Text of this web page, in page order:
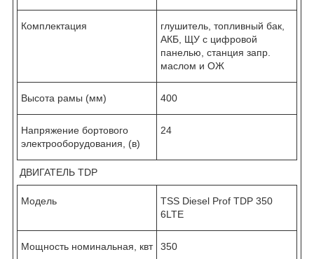
Комплектация
глушитель, топливный бак,
АКБ, ЩУ с цифровой
панелью, станция запр.
маслом и ОЖ
Высота рамы (мм) 400
Напряжение бортового
электрооборудования, (в)
24
ДВИГАТЕЛЬ TDP
Модель
TSS Diesel Prof TDP 350
6LTE
Мощность номинальная, квт 350